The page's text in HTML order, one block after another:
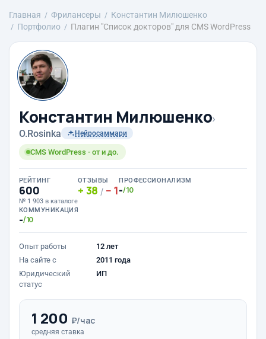
Главная Фрилансеры
Константин Милюшенко
Портфолио
Плагин "Список докторов" для CMS WordPress
Константин Милюшенко›
O.Rosinka Нейросаммари
CMS WordPress - от и до.
РЕЙТИНГ
600
№ 1 903 в каталоге
ОТЗЫВЫ
38 / 1
ПРОФЕССИОНАЛИЗМ
-/10
КОММУНИКАЦИЯ
-/10
Опыт работы
12 лет
На сайте с
2011 года
Юридический
статус
ИП
1 200 ₽/час
средняя ставка